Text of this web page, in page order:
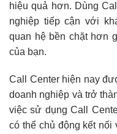
hiệu quả hơn. Dùng
nghiệp tiếp cận với
quan hệ bền chặt hơn
của bạn.
Call Center hiện nay
doanh nghiệp và trở
việc sử dụng Call
có thể chủ động kết